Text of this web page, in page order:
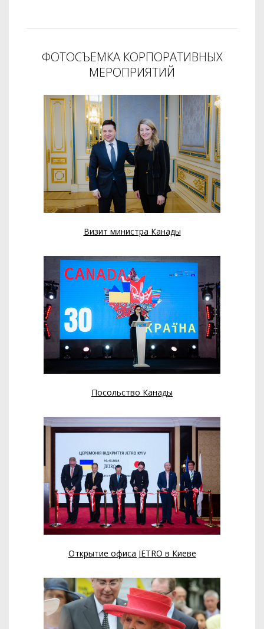
ФОТОСЪЕМКА КОРПОРАТИВНЫХ
МЕРОПРИЯТИЙ
Визит министра Канады
Посольство Канады
Открытие офиса JETRO в Киеве